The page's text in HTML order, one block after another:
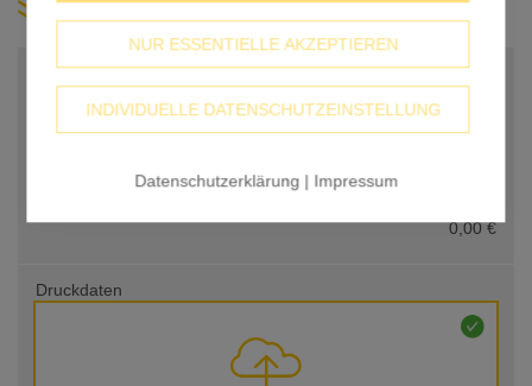
INDIVIDUELLE DATENSCHUTZEINSTELLUNG
NUR ESSENTIELLE AKZEPTIEREN
Datenschutzerklärung | Impressum
BASISPREIS 24,90 €
PVC Frontlit Premium
0,00 €
Druckdaten